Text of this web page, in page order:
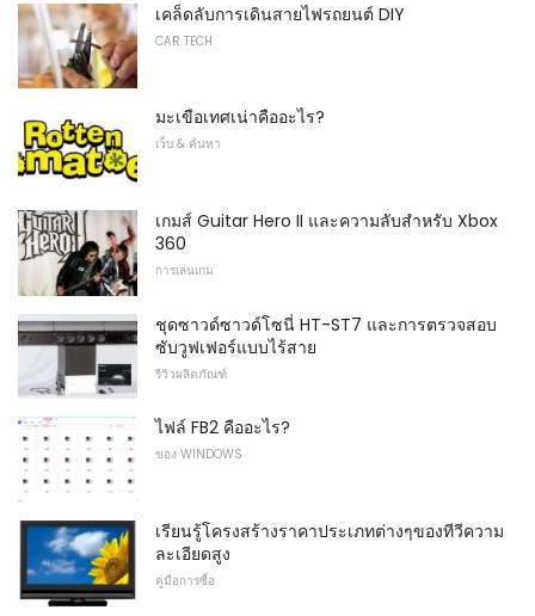
เคล็ดลับการเดินสายไฟรถยนต์ DIY
CAR TECH
มะเขือเทศเน่าคืออะไร?
เว็บ & ค้นหา
เกมส์ Guitar Hero II และความลับสำหรับ Xbox
360
การเล่นเกม
ชุดซาวด์ซาวด์โซนี่ HT-ST7 และการตรวจสอบ
ซับวูฟเฟอร์แบบไร้สาย
รีวิวผลิตภัณฑ์
ไฟล์ FB2 คืออะไร?
ของ WINDOWS
เรียนรู้โครงสร้างราคาประเภทต่างๆของทีวีความ
ละเอียดสูง
คู่มือการซื้อ